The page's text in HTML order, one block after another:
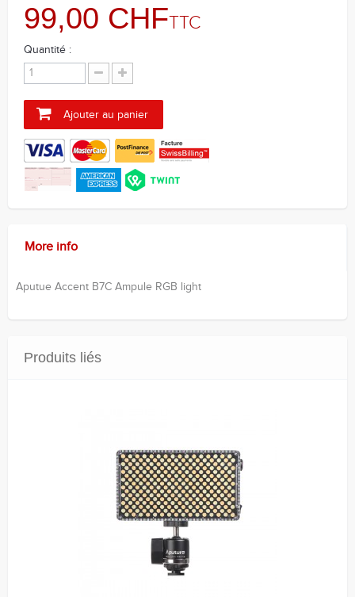
99,00 CHFTTC
Quantité :
Ajouter au panier
More info
Aputue Accent B7C Ampule RGB light
Produits liés